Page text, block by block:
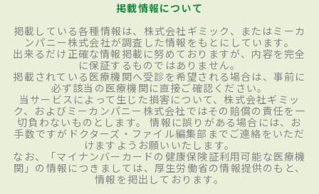
掲載情報について
掲載している各種情報は、株式会社ギミック、またはミーカ
ンパニー株式会社が調査した情報をもとにしています。
出来るだけ正確な情報掲載に努めておりますが、内容を完全
に保証するものではありません。
掲載されている医療機関へ受診を希望される場合は、事前に
必ず該当の医療機関に直接ご確認ください。
当サービスによって生じた損害について、株式会社ギミッ
ク、およびミーカンパニー株式会社ではその賠償の責任を一
切負わないものとします。 情報に誤りがある場合には、お
手数ですがドクターズ・ファイル編集部までご連絡をいただ
けますようお願いいたします。
なお、「マイナンバーカードの健康保険証利用可能な医療機
関」の情報につきましては、厚生労働省の情報提供のもと、
情報を掲出しております。